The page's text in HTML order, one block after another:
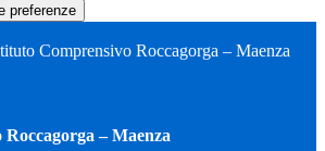
preferenze
Comprensivo Roccagorga – Maenza
– Maenza